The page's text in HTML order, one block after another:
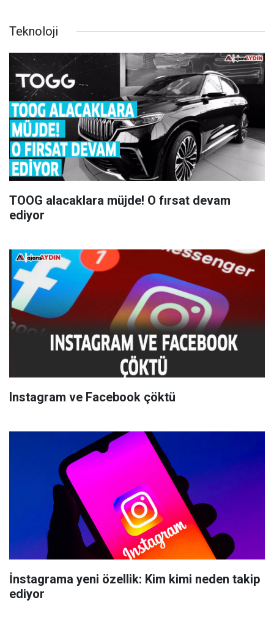
Teknoloji
TOOG alacaklara müjde! O fırsat devam
ediyor
Instagram ve Facebook çöktü
İnstagrama yeni özellik: Kim kimi neden takip
ediyor